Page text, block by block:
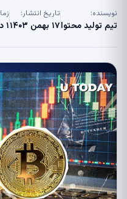
نویسنده:
تیم تولید محتوا
تاریخ انتشار:
۱۷ بهمن ۱۴۰۳ ۱ دقیقه